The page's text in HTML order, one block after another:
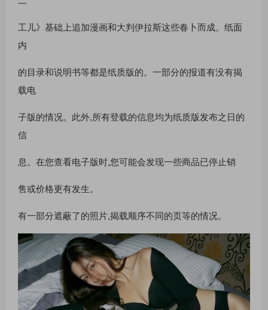
工儿》基础上追加漫画和大判伊拉斯这些春卜而成。纸面
内
的目录和说明书等都是纸质版的。一部分的报道有没有揭
载电
子版的情况。此外,所有登载的信息均为纸质版发布之日的
信
息。在您查看电子版时,您可能会发现一些商品已停止销
售或价格更有发生。
有一部分遮蔽了的照片,揭载顺序不同的页等的情况。